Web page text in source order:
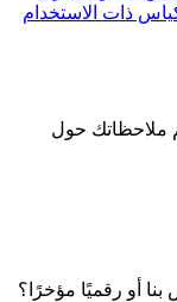
ذات الاستخدام
ملاحظاتك حول
أو رقميًا مؤخرًا؟